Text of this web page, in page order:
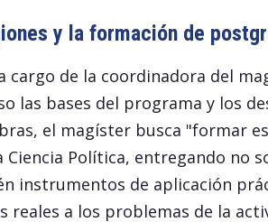
y la formación de
cargo de la coordinadora del
las bases del programa y los
el magíster busca "formar
Ciencia Política, entregando no
instrumentos de aplicación
reales a los problemas de la